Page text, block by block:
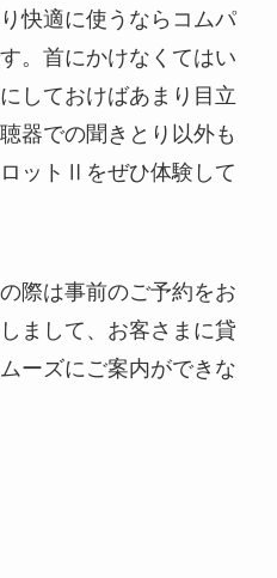
快適に使うならコムパ
。首にかけなくてはい
しておけばあまり目立
器での聞きとり以外も
ットⅡをぜひ体験して
際は事前のご予約をお
まして、お客さまに貸
ーズにご案内ができな